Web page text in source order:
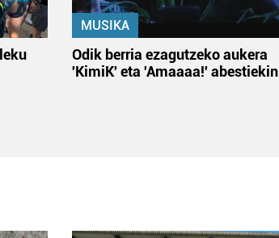
MUSIKA
Odik berria ezagutzeko aukera
'KimiK' eta 'Amaaaa!' abestiekin